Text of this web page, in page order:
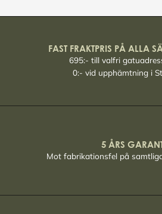
FAST FRAKTPRIS PÅ ALLA
695:- till valfri
0:- vid upphämtning i
5 ÅRS
Mot fabrikationsfel på